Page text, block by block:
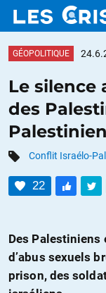
DOSSIERS
CATÉGORIES
MOTS CLÉS
CONTACTER
FAIRE UN
GÉOPOLITIQUE
Le silence
des
Conflit Israélo-
22
Des
d’abus sexuels
prison, des